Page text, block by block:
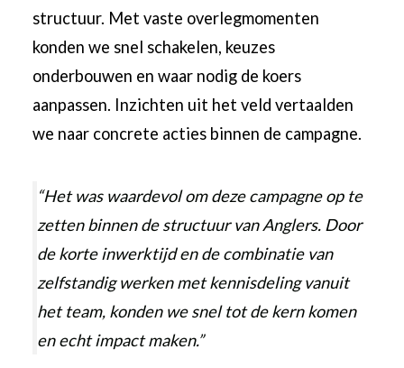
structuur. Met vaste overlegmomenten
konden we snel schakelen, keuzes
onderbouwen en waar nodig de koers
aanpassen. Inzichten uit het veld vertaalden
we naar concrete acties binnen de campagne.
“Het was waardevol om deze campagne op te
zetten binnen de structuur van Anglers. Door
de korte inwerktijd en de combinatie van
zelfstandig werken met kennisdeling vanuit
het team, konden we snel tot de kern komen
en echt impact maken.”